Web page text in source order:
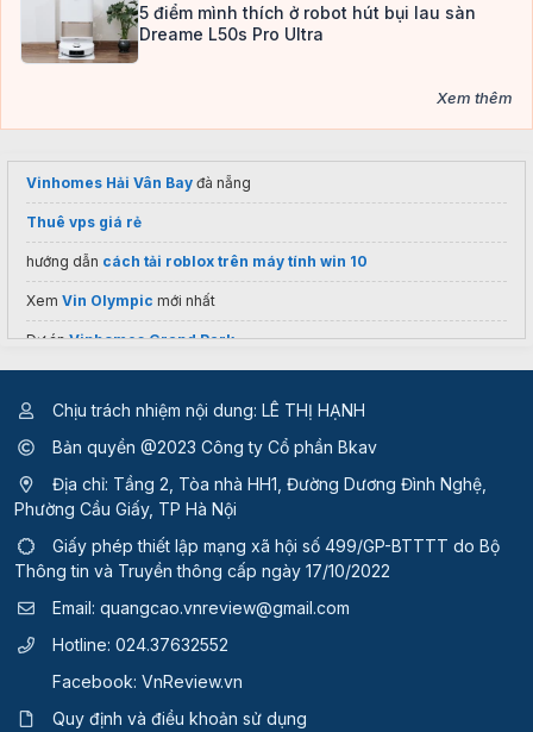
5 điểm mình thích ở robot hút bụi lau sàn
Dreame L50s Pro Ultra
Xem thêm
Vinhomes Hải Vân Bay đà nẵng
Thuê vps giá rẻ
hướng dẫn cách tải roblox trên máy tính win 10
Xem Vin Olympic mới nhất
Dự ánVinhomes Grand Park
Chịu trách nhiệm nội dung: LÊ THỊ HẠNH
Bản quyền @2023 Công ty Cổ phần Bkav
Địa chỉ: Tầng 2, Tòa nhà HH1, Đường Dương Đình Nghệ,
Phường Cầu Giấy, TP Hà Nội
Giấy phép thiết lập mạng xã hội số 499/GP-BTTTT do Bộ
Thông tin và Truyền thông cấp ngày 17/10/2022
Email: quangcao.vnreview@gmail.com
Hotline: 024.37632552
Facebook: VnReview.vn
Quy định và điều khoản sử dụng